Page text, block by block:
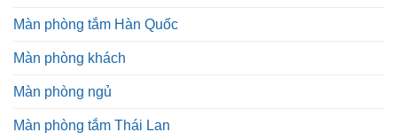
Màn phòng tắm Hàn Quốc
Màn phòng khách
Màn phòng ngủ
Màn phòng tắm Thái Lan